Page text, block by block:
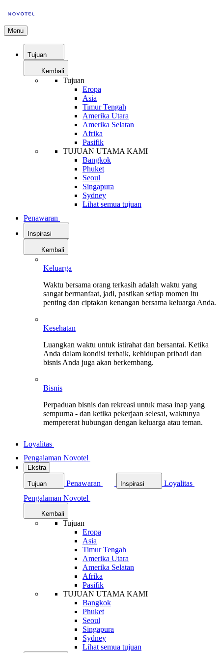
Menu
Tujuan
Kembali
Tujuan
Eropa
Asia
Timur Tengah
Amerika Utara
Amerika Selatan
Afrika
Pasifik
TUJUAN UTAMA KAMI
Bangkok
Phuket
Seoul
Singapura
Sydney
Lihat semua tujuan
Penawaran
Inspirasi
Kembali
Keluarga
Waktu bersama orang terkasih adalah waktu yang
sangat bermanfaat, jadi, pastikan setiap momen itu
penting dan ciptakan kenangan bersama keluarga Anda.
Kesehatan
Luangkan waktu untuk istirahat dan bersantai. Ketika
Anda dalam kondisi terbaik, kehidupan pribadi dan
bisnis Anda juga akan berkembang.
Bisnis
Perpaduan bisnis dan rekreasi untuk masa inap yang
sempurna - dan ketika pekerjaan selesai, waktunya
mempererat hubungan dengan keluarga atau teman.
Loyalitas
Pengalaman Novotel
Ekstra
Tujuan Penawaran Inspirasi
Loyalitas
Pengalaman Novotel
Kembali
Tujuan
Eropa
Asia
Timur Tengah
Amerika Utara
Amerika Selatan
Afrika
Pasifik
TUJUAN UTAMA KAMI
Bangkok
Phuket
Seoul
Singapura
Sydney
Lihat semua tujuan